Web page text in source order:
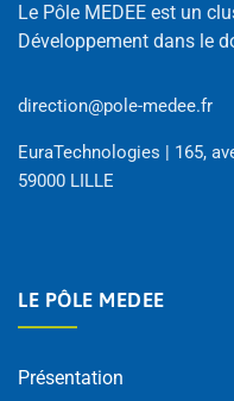
Le Pôle MEDEE est un
Développement dans le
direction@pole-medee.fr
EuraTechnologies | 165,
59000 LILLE
LE PÔLE MEDEE
Présentation